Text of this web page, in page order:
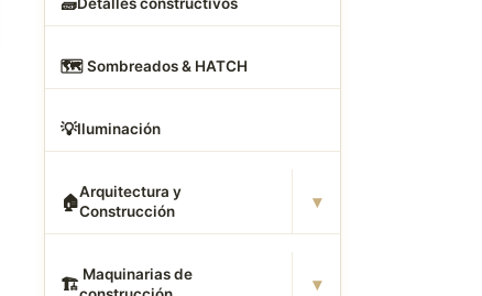
🗺️ Sombreados & HATCH
💡Iluminación
🏠Arquitectura y
Construcción
▾
🏗 ️ Maquinarias de
▾